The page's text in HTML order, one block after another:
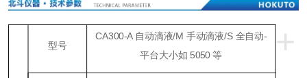
+
型号
CA300-A 自动滴液/M 手动滴液/S 全自动-
平台大小如 5050 等